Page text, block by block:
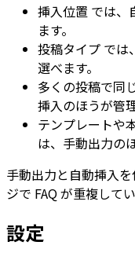
挿入位置 では、
ます。
投稿タイプ では
選べます。
多くの投稿で同
挿入のほうが管
テンプレートや
は、手動出力の
手動出力と自動挿入
ジで FAQ が重複して
設定